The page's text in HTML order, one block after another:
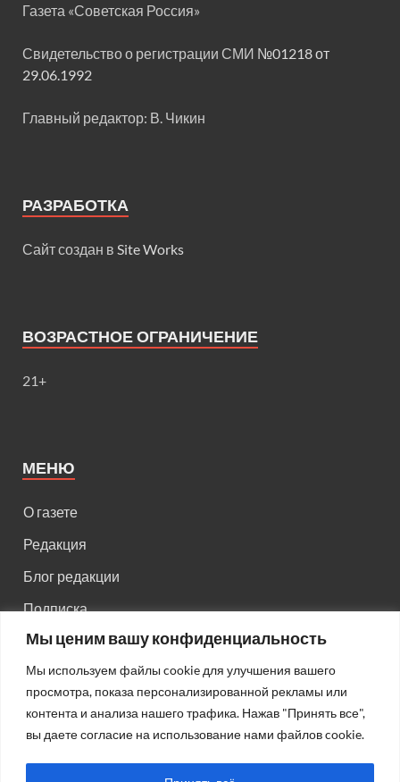
Мы ценим вашу конфиденциальность
Мы используем файлы cookie для улучшения вашего
просмотра, показа персонализированной рекламы или
контента и анализа нашего трафика. Нажав "Принять все",
вы даете согласие на использование нами файлов cookie.
Газета «Советская Россия»
Свидетельство о регистрации СМИ №01218 от
29.06.1992
Главный редактор: В. Чикин
РАЗРАБОТКА
Сайт создан в Site Works
ВОЗРАСТНОЕ ОГРАНИЧЕНИЕ
21+
МЕНЮ
О газете
Редакция
Блог редакции
Подписка
Правила поведения на сайте
Реклама
Старый сайт
Старый HTML сайт